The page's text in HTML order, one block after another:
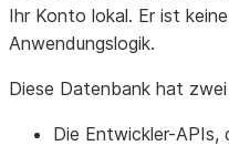
Ihr Konto lokal. Er ist
Anwendungslogik.
Diese Datenbank hat
Die Entwickler-APIs,